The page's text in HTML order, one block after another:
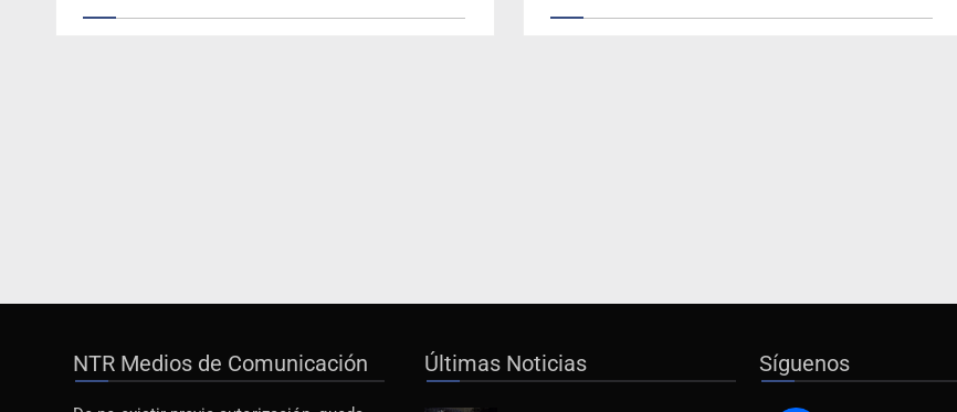
NTR Medios de Comunicación Últimas Noticias Síguenos